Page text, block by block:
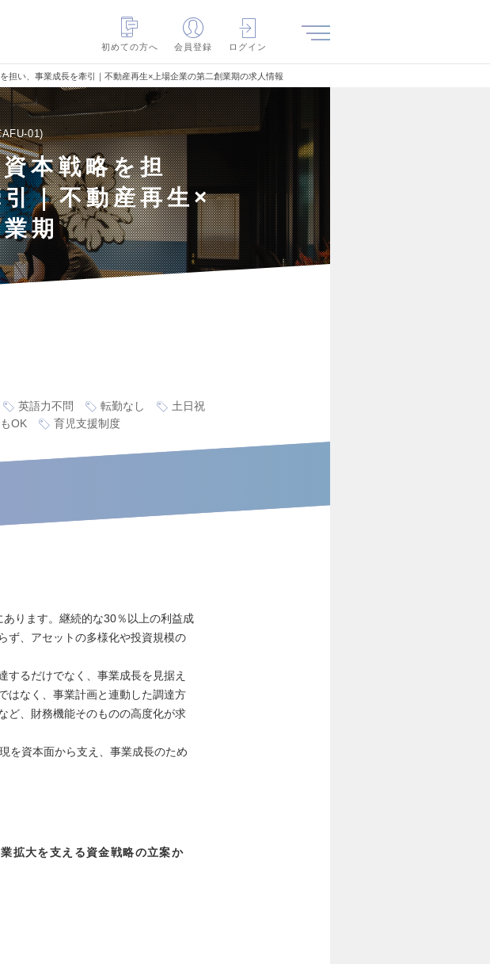
初めての方へ
会員登録 ログイン
担い、事業成長を牽引｜不動産再生×上場企業の第二創業期の求人情報
01
本戦略を担
｜不動産再生×
期
英語力不問 転勤なし
土日祝
OK 育児支援制度
ります。継続的な30％以上の利益成
ず、アセットの多様化や投資規模の
するだけでなく、事業成長を見据え
はなく、事業計画と連動した調達方
ど、財務機能そのものの高度化が求
を資本面から支え、事業成長のため
拡大を支える資金戦略の立案か